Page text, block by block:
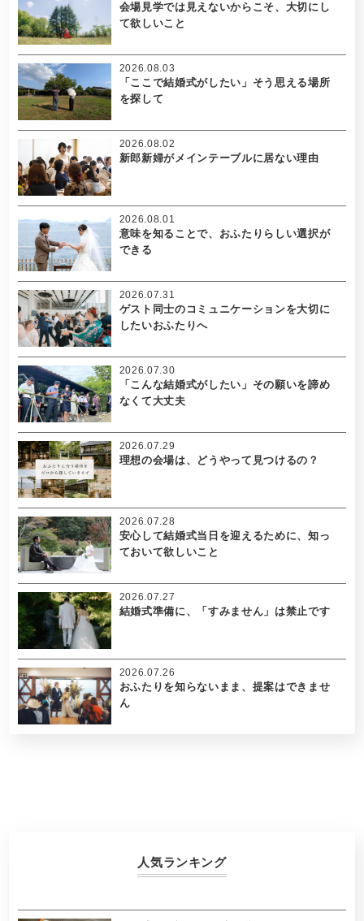
会場見学では見えないからこそ、大切にし
て欲しいこと
「ここで結婚式がしたい」そう思える場所
を探して
2026.08.03
新郎新婦がメインテーブルに居ない理由
2026.08.02
意味を知ることで、おふたりらしい選択が
できる
2026.08.01
ゲスト同士のコミュニケーションを大切に
したいおふたりへ
2026.07.31
「こんな結婚式がしたい」その願いを諦め
なくて大丈夫
2026.07.30
理想の会場は、どうやって見つけるの？
2026.07.29
安心して結婚式当日を迎えるために、知っ
ておいて欲しいこと
2026.07.28
結婚式準備に、「すみません」は禁止です
2026.07.27
おふたりを知らないまま、提案はできませ
ん
2026.07.26
人気ランキング